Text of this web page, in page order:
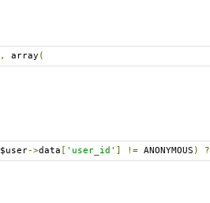
, array (
$user->data [ 'user_id' ] != ANONYMOUS ) ?